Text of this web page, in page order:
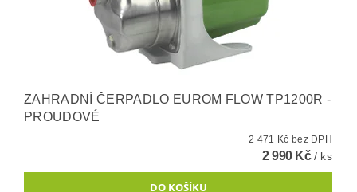
ZAHRADNÍ ČERPADLO EUROM FLOW TP1200R -
PROUDOVÉ
2 471 Kč bez DPH
2 990 Kč/ ks